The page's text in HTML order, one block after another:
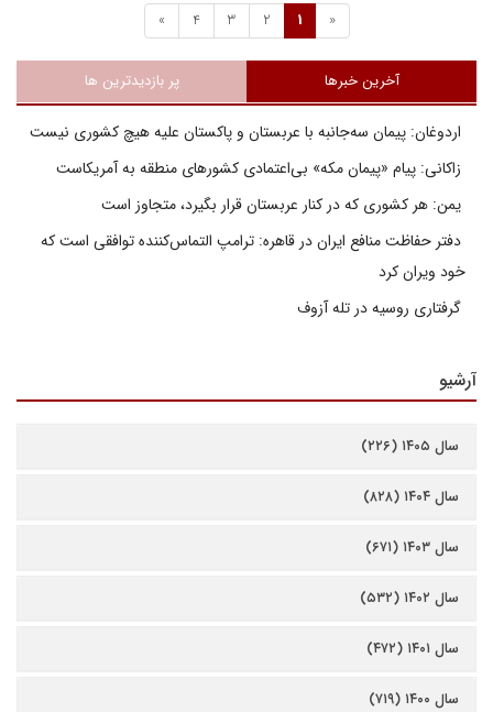
«
1
2
3
4
»
آخرین خبرها پر بازدیدترین ها
اردوغان: پیمان سه‌جانبه با عربستان و پاکستان علیه هیچ کشوری نیست
زاکانی: پیام «پیمان مکه» بی‌اعتمادی کشورهای منطقه به آمریکاست
یمن: هر کشوری که در کنار عربستان قرار بگیرد، متجاوز است
دفتر حفاظت منافع ایران در قاهره: ترامپ التماس‌کننده توافقی است که
خود ویران کرد
گرفتاری روسیه در تله آزوف
آرشیو
سال ۱۴۰۵ (۲۲۶)
سال ۱۴۰۴ (۸۲۸)
سال ۱۴۰۳ (۶۷۱)
سال ۱۴۰۲ (۵۳۲)
سال ۱۴۰۱ (۴۷۲)
سال ۱۴۰۰ (۷۱۹)